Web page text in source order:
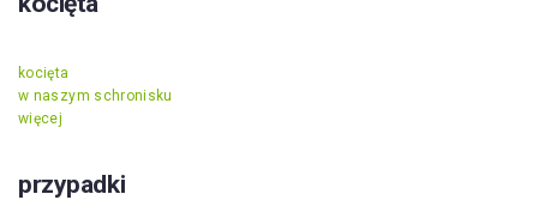
kocięta
w naszym schronisku
więcej
przypadki